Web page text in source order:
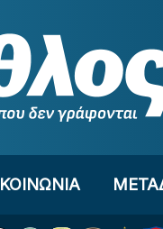
ΚΟΙΝΩΝΙΑ